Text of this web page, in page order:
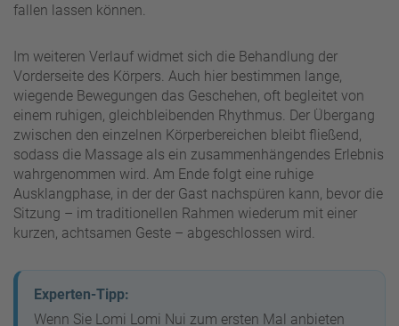
fallen lassen können.
Im weiteren Verlauf widmet sich die Behandlung der
Vorderseite des Körpers. Auch hier bestimmen lange,
wiegende Bewegungen das Geschehen, oft begleitet von
einem ruhigen, gleichbleibenden Rhythmus. Der Übergang
zwischen den einzelnen Körperbereichen bleibt fließend,
sodass die Massage als ein zusammenhängendes Erlebnis
wahrgenommen wird. Am Ende folgt eine ruhige
Ausklangphase, in der der Gast nachspüren kann, bevor die
Sitzung – im traditionellen Rahmen wiederum mit einer
kurzen, achtsamen Geste – abgeschlossen wird.
Experten-Tipp:
Wenn Sie Lomi Lomi Nui zum ersten Mal anbieten